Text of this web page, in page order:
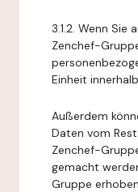
3.1.2. Wenn
Zenchef-
Einheit
Außerdem
Daten vom
Zenchef-
gemacht
Gruppe